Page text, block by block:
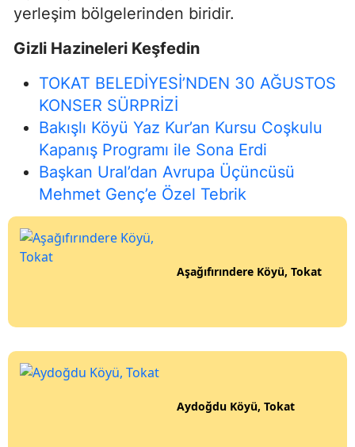
yerleşim bölgelerinden biridir.
Gizli Hazineleri Keşfedin
TOKAT BELEDİYESİ’NDEN 30 AĞUSTOS
KONSER SÜRPRİZİ
Bakışlı Köyü Yaz Kur’an Kursu Coşkulu
Kapanış Programı ile Sona Erdi
Başkan Ural’dan Avrupa Üçüncüsü
Mehmet Genç’e Özel Tebrik
Aşağıfırındere Köyü, Tokat
Aydoğdu Köyü, Tokat